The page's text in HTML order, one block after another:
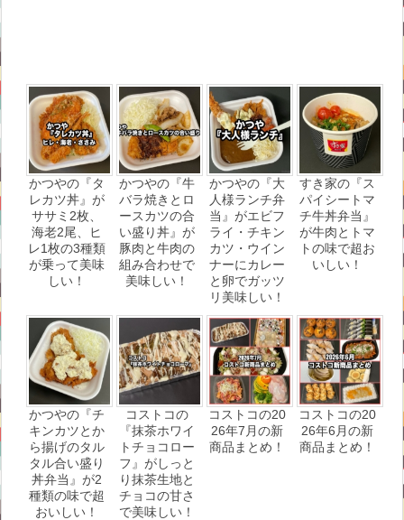
かつやの『タ
レカツ丼』が
ササミ2枚、
海老2尾、ヒ
レ1枚の3種類
が乗って美味
しい！
かつやの『牛
バラ焼きとロ
ースカツの合
い盛り丼』が
豚肉と牛肉の
組み合わせで
美味しい！
かつやの『大
人様ランチ弁
当』がエビフ
ライ・チキン
カツ・ウイン
ナーにカレー
と卵でガッツ
リ美味しい！
すき家の『ス
パイシートマ
チ牛丼弁当』
が牛肉とトマ
トの味で超お
いしい！
かつやの『チ
キンカツとか
ら揚げのタル
タル合い盛り
丼弁当』が2
種類の味で超
おいしい！
コストコの
『抹茶ホワイ
トチョコロー
フ』がしっと
り抹茶生地と
チョコの甘さ
で美味しい！
コストコの20
26年7月の新
商品まとめ！
コストコの20
26年6月の新
商品まとめ！